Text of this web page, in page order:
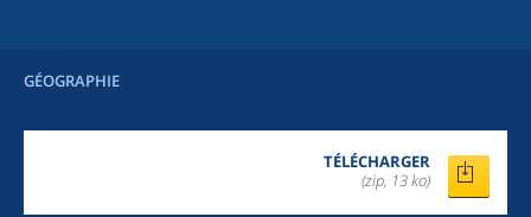
GÉOGRAPHIE
TÉLÉCHARGER
(zip, 13 ko)